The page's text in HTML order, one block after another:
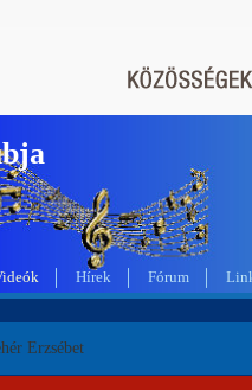
Hírek Fórum
Erzsébet